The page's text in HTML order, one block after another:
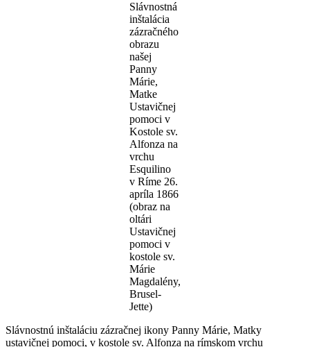
Slávnostná
inštalácia
zázračného
obrazu
našej
Panny
Márie,
Matke
Ustavičnej
pomoci v
Kostole sv.
Alfonza na
vrchu
Esquilino
v Ríme 26.
apríla 1866
(obraz na
oltári
Ustavičnej
pomoci v
kostole sv.
Márie
Magdalény,
Brusel-
Jette)
Slávnostnú inštaláciu zázračnej ikony Panny Márie, Matky
ustavičnej pomoci, v kostole sv. Alfonza na rímskom vrchu